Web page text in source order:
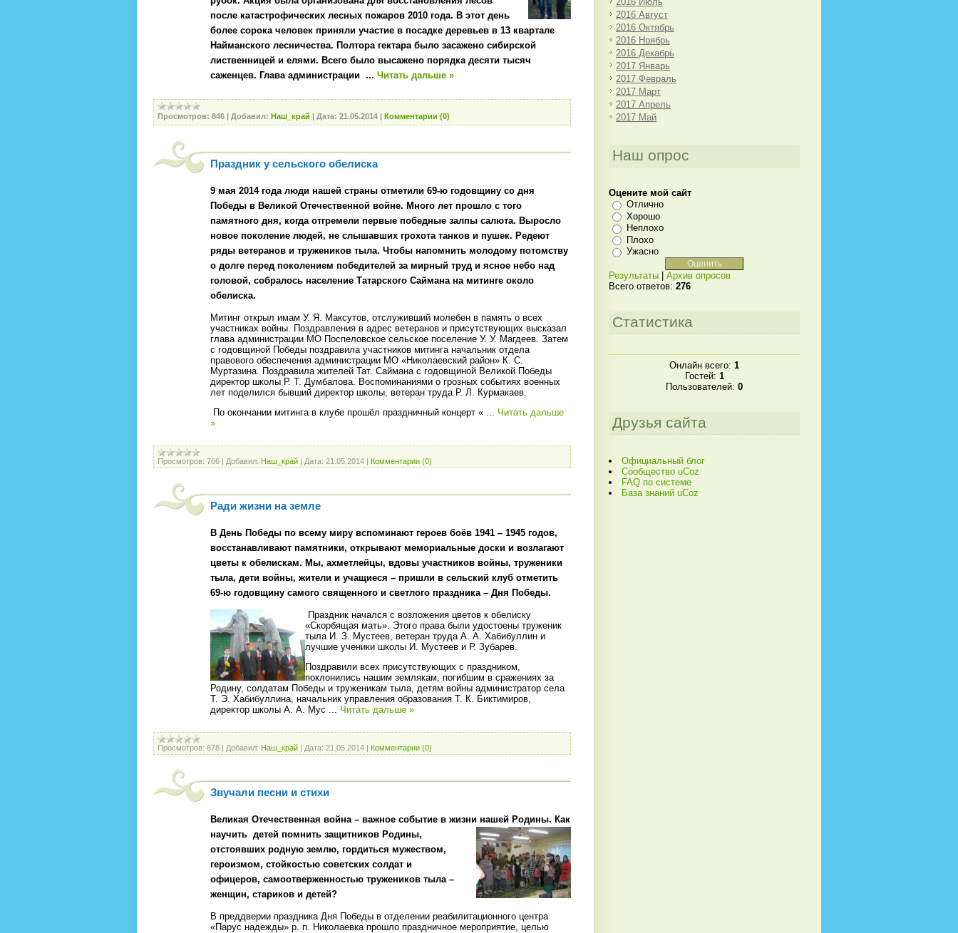
после катастрофических лесных пожаров 2010 года. В этот день
более сорока человек приняли участие в посадке деревьев в 13 квартале
Найманского лесничества. Полтора гектара было засажено сибирской
лиственницей и елями. Всего было высажено порядка десяти тысяч
саженцев. Глава администрации ... Читать дальше »
Просмотров: 846 | Добавил: Наш_край | Дата: 21.05.2014 | Комментарии (0)
Праздник у сельского обелиска
9 мая 2014 года люди нашей страны отметили 69-ю годовщину со дня
Победы в Великой Отечественной войне. Много лет прошло с того
памятного дня, когда отгремели первые победные залпы салюта. Выросло
новое поколение людей, не слышавших грохота танков и пушек. Редеют
ряды ветеранов и тружеников тыла. Чтобы напомнить молодому потомству
о долге перед поколением победителей за мирный труд и ясное небо над
головой, собралось население Татарского Саймана на митинге около
обелиска.
Митинг открыл имам У. Я. Максутов, отслуживший молебен в память о всех
участниках войны. Поздравления в адрес ветеранов и присутствующих высказал
глава администрации МО Поспеловское сельское поселение У. У. Магдеев. Затем
с годовщиной Победы поздравила участников митинга начальник отдела
правового обеспечения администрации МО «Николаевский район» К. С.
Муртазина. Поздравила жителей Тат. Саймана с годовщиной Великой Победы
директор школы Р. Т. Думбалова. Воспоминаниями о грозных событиях военных
лет поделился бывший директор школы, ветеран труда Р. Л. Курмакаев.
По окончании митинга в клубе прошёл праздничный концерт « ... Читать дальше
»
Просмотров: 766 | Добавил: Наш_край | Дата: 21.05.2014 | Комментарии (0)
Ради жизни на земле
В День Победы по всему миру вспоминают героев боёв 1941 – 1945 годов,
восстанавливают памятники, открывают мемориальные доски и возлагают
цветы к обелискам. Мы, ахметлейцы, вдовы участников войны, труженики
тыла, дети войны, жители и учащиеся – пришли в сельский клуб отметить
69-ю годовщину самого священного и светлого праздника – Дня Победы.
Праздник начался с возложения цветов к обелиску
«Скорбящая мать». Этого права были удостоены труженик
тыла И. З. Мустеев, ветеран труда А. А. Хабибуллин и
лучшие ученики школы И. Мустеев и Р. Зубарев.
Поздравили всех присутствующих с праздником,
поклонились нашим землякам, погибшим в сражениях за
Родину, солдатам Победы и труженикам тыла, детям войны администратор села
Т. Э. Хабибуллина, начальник управления образования Т. К. Биктимиров,
директор школы А. А. Мус ... Читать дальше »
Просмотров: 678 | Добавил: Наш_край | Дата: 21.05.2014 | Комментарии (0)
Звучали песни и стихи
Великая Отечественная война – важное событие в жизни нашей Родины. Как
научить детей помнить защитников Родины,
отстоявших родную землю, гордиться мужеством,
героизмом, стойкостью советских солдат и
офицеров, самоотверженностью тружеников тыла –
женщин, стариков и детей?
В преддверии праздника Дня Победы в отделении реабилитационного центра
«Парус надежды» р. п. Николаевка прошло праздничное мероприятие, целью
2016 Август
2016 Октябрь
2016 Ноябрь
2016 Декабрь
2017 Январь
2017 Февраль
2017 Март
2017 Апрель
2017 Май
Наш опрос
Оцените мой сайт
Отлично
Хорошо
Неплохо
Плохо
Ужасно
Результаты
Архив опросов
Всего ответов: 276
Статистика
Онлайн всего: 1
Гостей: 1
Пользователей: 0
Друзья сайта
Официальный блог
Сообщество uCoz
FAQ по системе
База знаний uCoz